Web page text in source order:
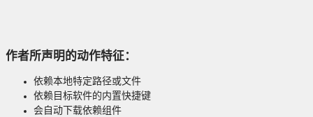
作者所声明的动作特征：
依赖本地特定路径或文件
依赖目标软件的内置快捷键
会自动下载依赖组件